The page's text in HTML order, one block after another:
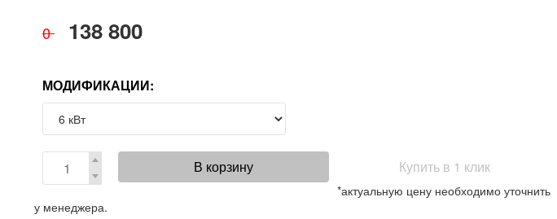
0 138 800
МОДИФИКАЦИИ:
В корзину Купить в 1 клик
*актуальную цену необходимо уточнить
у менеджера.